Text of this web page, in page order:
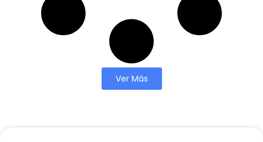
Ver Más